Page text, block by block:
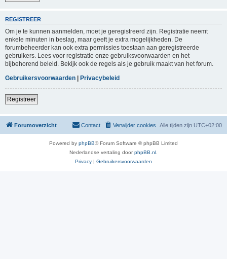
REGISTREER
Om je te kunnen aanmelden, moet je geregistreerd zijn. Registratie neemt
enkele minuten in beslag, maar geeft je extra mogelijkheden. De
forumbeheerder kan ook extra permissies toestaan aan geregistreerde
gebruikers. Lees voor registratie onze gebruiksvoorwaarden en het
bijbehorend beleid. Bekijk ook de regels als je gebruik maakt van het forum.
Gebruikersvoorwaarden | Privacybeleid
Registreer
Forumoverzicht Alle tijden zijn UTC+02:00
Verwijder cookies
Contact
Powered by phpBB® Forum Software © phpBB Limited
Nederlandse vertaling doorphpBB.nl
Privacy | Gebruikersvoorwaarden